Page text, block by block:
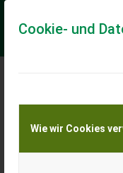
Cookie- und
Wie wir Cookies
Meine
Transport von